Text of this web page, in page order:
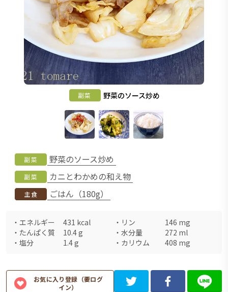
副菜 野菜のソース炒め
副菜 野菜のソース炒め
副菜 カニとわかめの和え物
主食 ごはん（180g）
・ エネルギー 431 kcal ・ リン 146 mg
・ たんぱく質 10.4g ・ 水分量 272 ml
・ 塩分 1.4g ・ カリウム 408 mg
お気に入り登録（要ログ
イン）